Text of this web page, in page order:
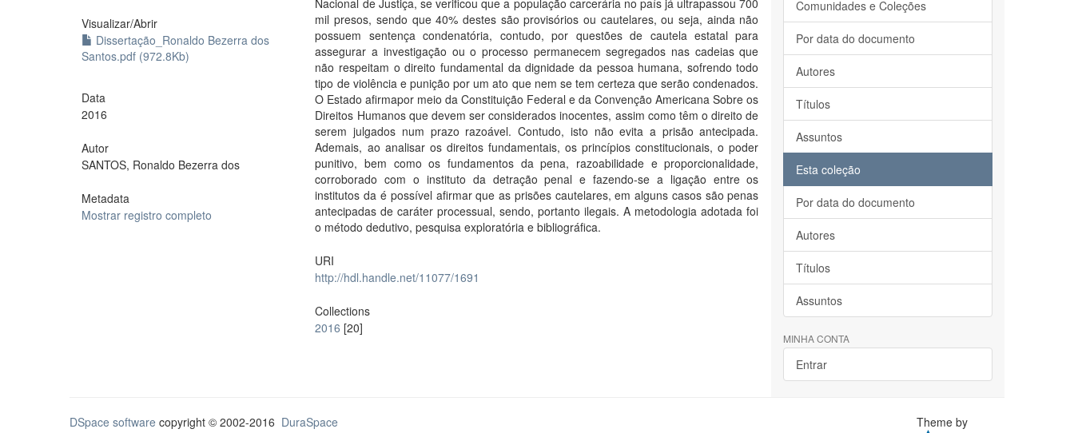
Visualizar/Abrir
Dissertação_Ronaldo Bezerra dos
Santos.pdf (972.8Kb)
Data
2016
Autor
SANTOS, Ronaldo Bezerra dos
Metadata
Mostrar registro completo
Nacional de Justiça, se verificou que a população carcerária no país já ultrapassou 700
mil presos, sendo que 40% destes são provisórios ou cautelares, ou seja, ainda não
possuem sentença condenatória, contudo, por questões de cautela estatal para
assegurar a investigação ou o processo permanecem segregados nas cadeias que
não respeitam o direito fundamental da dignidade da pessoa humana, sofrendo todo
tipo de violência e punição por um ato que nem se tem certeza que serão condenados.
O Estado afirmapor meio da Constituição Federal e da Convenção Americana Sobre os
Direitos Humanos que devem ser considerados inocentes, assim como têm o direito de
serem julgados num prazo razoável. Contudo, isto não evita a prisão antecipada.
Ademais, ao analisar os direitos fundamentais, os princípios constitucionais, o poder
punitivo, bem como os fundamentos da pena, razoabilidade e proporcionalidade,
corroborado com o instituto da detração penal e fazendo-se a ligação entre os
institutos da é possível afirmar que as prisões cautelares, em alguns casos são penas
antecipadas de caráter processual, sendo, portanto ilegais. A metodologia adotada foi
o método dedutivo, pesquisa exploratória e bibliográfica.
URI
http://hdl.handle.net/11077/1691
Collections
2016 [20]
Comunidades e Coleções
Por data do documento
Autores
Títulos
Assuntos
Esta coleção
Por data do documento
Autores
Títulos
Assuntos
MINHA CONTA
Entrar
DSpace software copyright © 2002-2016 DuraSpace
Theme by